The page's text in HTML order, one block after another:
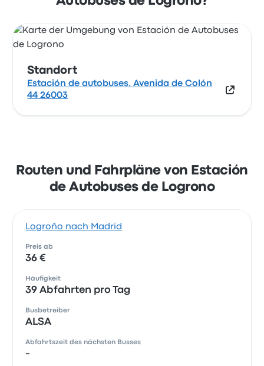
einer Karte an.
Standort
Estación de autobuses. Avenida de Colón
44 26003
Routen und Fahrpläne von Estación
de Autobuses de Logrono
Logroño nach Madrid
Preis ab
36 €
Häufigkeit
39 Abfahrten pro Tag
Busbetreiber
ALSA
Abfahrtszeit des nächsten Busses
-